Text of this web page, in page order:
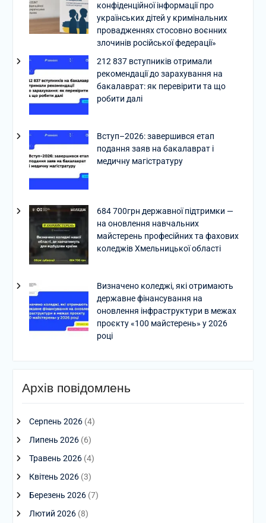
конфіденційної інформації про
українських дітей у кримінальних
провадженнях стосовно воєнних
злочинів російської федерації»
212 837 вступників отримали
рекомендації до зарахування на
бакалаврат: як перевірити та що
робити далі
Вступ–2026: завершився етап
подання заяв на бакалаврат і
медичну магістратуру
684 700грн державної підтримки —
на оновлення навчальних
майстерень професійних та фахових
коледжів Хмельницької області
Визначено коледжі, які отримають
державне фінансування на
оновлення інфраструктури в межах
проєкту «100 майстерень» у 2026
році
Архів повідомлень
Серпень 2026(4)
Липень 2026(6)
Травень 2026(4)
Квітень 2026(3)
Березень 2026(7)
Лютий 2026(8)